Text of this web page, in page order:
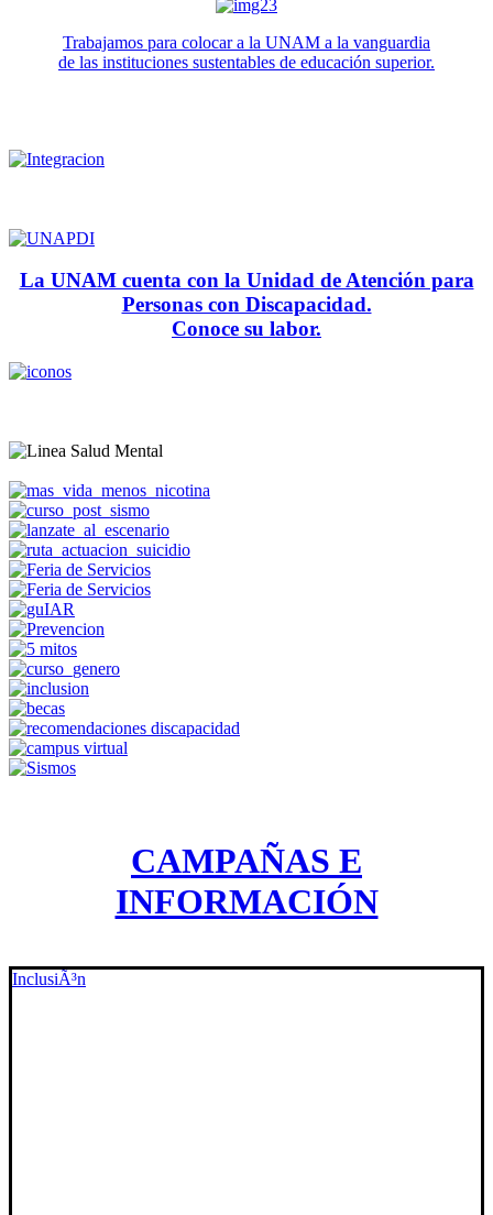
Trabajamos para colocar a la UNAM a la vanguardia
de las instituciones sustentables de educación superior.
La UNAM cuenta con la Unidad de Atención para
Personas con Discapacidad.
Conoce su labor.
CAMPAÑAS E
INFORMACIÓN
InclusiÃ³n